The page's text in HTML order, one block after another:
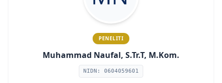
PENELITI
Muhammad Naufal, S.Tr.T, M.Kom.
NIDN: 0604059601